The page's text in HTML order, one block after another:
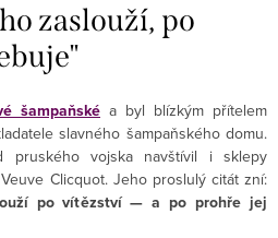
zaslouží, po
šampaňské a byl blízkým přítelem
slavného šampaňského domu.
pruského vojska navštívil i sklepy
Clicquot. Jeho proslulý citát zní:
po vítězství — a po prohře jej